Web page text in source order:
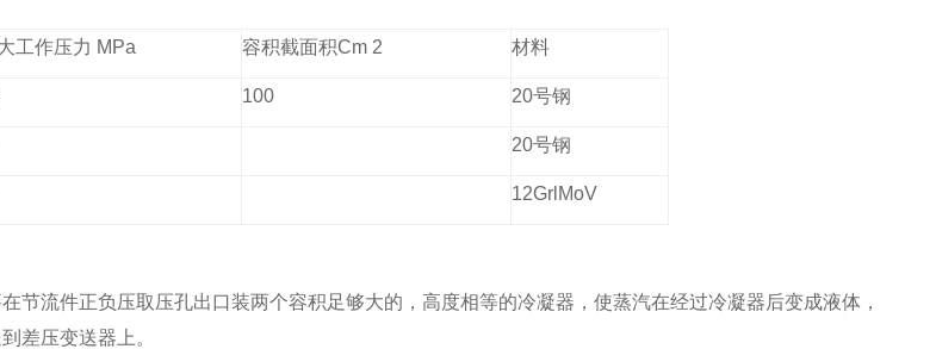
工作压力 MPa 容积截面积Cm 2 材料
100 20号钢
20号钢
12GrlMoV
节流件正负压取压孔出口装两个容积足够大的，高度相等的冷凝器，使蒸汽在经过冷凝器后变成液体，
差压变送器上。